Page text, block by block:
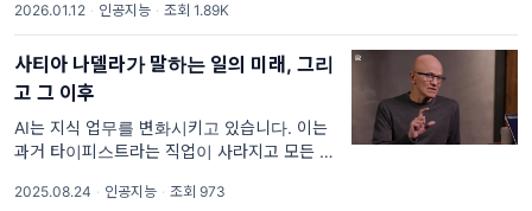
2025년 11월 13일 공개된 인터뷰 내용을 리뷰
해봤습니다. 사티야 나델라는 특별한
2026.01.12 · 인공지능 · 조회 1.89K
사티아 나델라가 말하는 일의 미래, 그리
고 그 이후
AI는 지식 업무를 변화시키고 있습니다. 이는
과거 타이피스트라는 직업이 사라지고 모든 사
Microsoft CEO 사티야 나델라가 유튜브 채널
2025.08.24 · 인공지능 · 조회 973